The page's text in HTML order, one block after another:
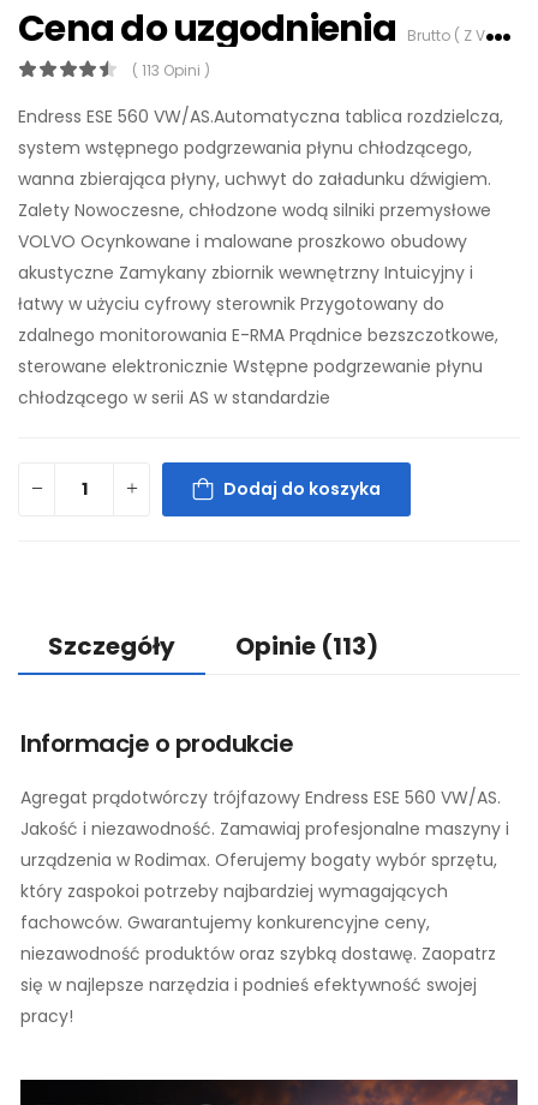
Cena do uzgodnienia Brutto ( Z VAT 23%)
( 113 Opini )
Endress ESE 560 VW/AS.Automatyczna tablica rozdzielcza,
system wstępnego podgrzewania płynu chłodzącego,
wanna zbierająca płyny, uchwyt do załadunku dźwigiem.
Zalety Nowoczesne, chłodzone wodą silniki przemysłowe
VOLVO Ocynkowane i malowane proszkowo obudowy
akustyczne Zamykany zbiornik wewnętrzny Intuicyjny i
łatwy w użyciu cyfrowy sterownik Przygotowany do
zdalnego monitorowania E-RMA Prądnice bezszczotkowe,
sterowane elektronicznie Wstępne podgrzewanie płynu
chłodzącego w serii AS w standardzie
Dodaj do koszyka
Szczegóły Opinie (113)
Informacje o produkcie
Agregat prądotwórczy trójfazowy Endress ESE 560 VW/AS.
Jakość i niezawodność. Zamawiaj profesjonalne maszyny i
urządzenia w Rodimax. Oferujemy bogaty wybór sprzętu,
który zaspokoi potrzeby najbardziej wymagających
fachowców. Gwarantujemy konkurencyjne ceny,
niezawodność produktów oraz szybką dostawę. Zaopatrz
się w najlepsze narzędzia i podnieś efektywność swojej
pracy!